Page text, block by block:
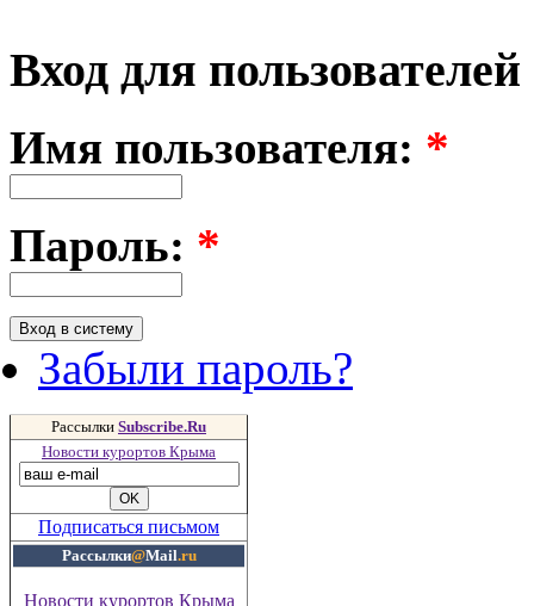
Вход для пользователей
Имя пользователя: *
Пароль: *
Забыли пароль?
Рассылки Subscribe.Ru
Новости курортов Крыма
Подписаться письмом
Рассылки@Mail.ru
Новости курортов Крыма